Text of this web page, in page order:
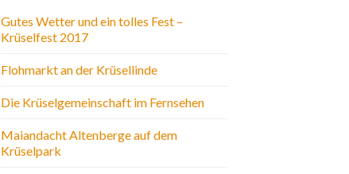
Gutes Wetter und ein tolles Fest –
Krüselfest 2017
Flohmarkt an der Krüsellinde
Die Krüselgemeinschaft im Fernsehen
Maiandacht Altenberge auf dem
Krüselpark